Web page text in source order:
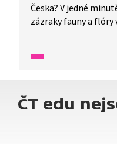
Česka? V jedné
zázraky fauny a flóry
ČT edu